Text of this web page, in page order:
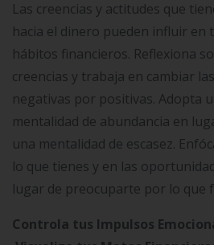
Las creencias y actitudes que
hacia el dinero pueden influir en
hábitos financieros. Reflexiona
creencias y trabaja en cambiar las
negativas por positivas. Adopta
mentalidad de abundancia en
una mentalidad de escasez.
lo que tienes y en las
lugar de preocuparte por lo que
Controla tus Impulsos